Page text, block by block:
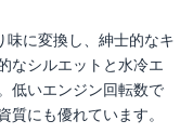
味に変換し、紳士的なキ
なシルエットと水冷エ
低いエンジン回転数で
質にも優れています。